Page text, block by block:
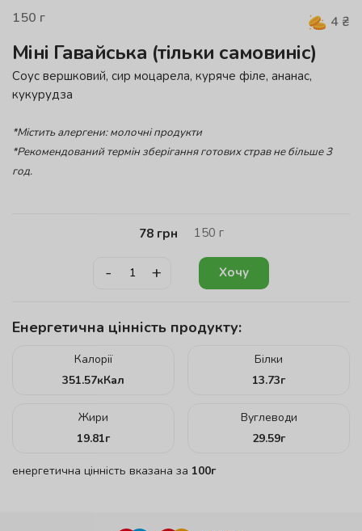
150 г 4 ₴
Міні Гавайська (тільки самовиніс)
Соус вершковий, сир моцарела, куряче філе, ананас,
кукурудза
*Містить алергени: молочні продукти
*Рекомендований термін зберігання готових страв не більше 3
год.
78грн 150 г
- + Хочу
Енергетична цінність продукту:
Калорії
351.57кКал
Білки
13.73г
Жири
19.81г
Вуглеводи
29.59г
енергетична цінність вказана за 100г